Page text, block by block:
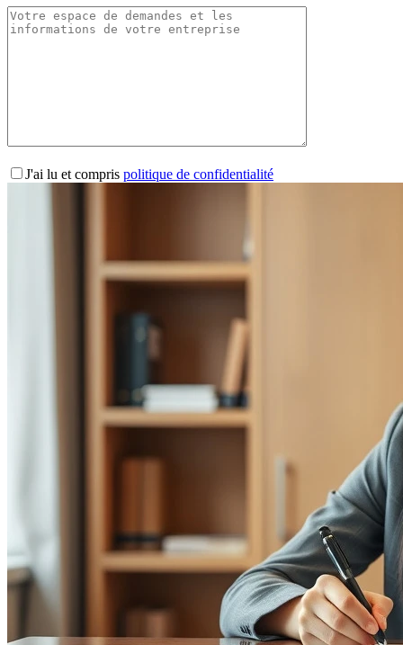
J'ai lu et compris politique de confidentialité